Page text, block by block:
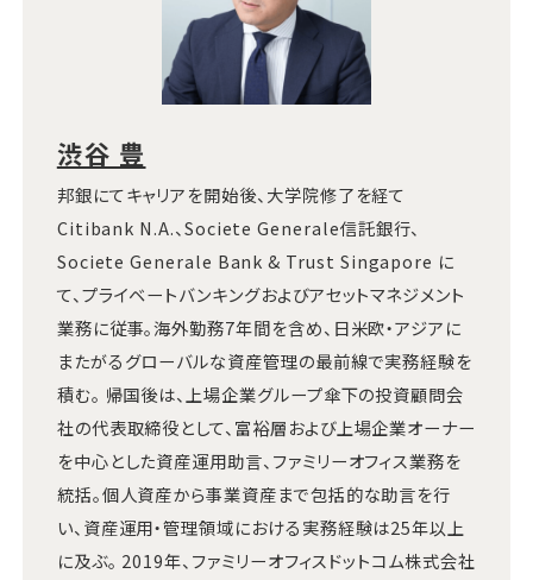
渋谷 豊
邦銀にてキャリアを開始後、大学院修了を経て
Citibank N.A.、Societe Generale信託銀行、
Societe Generale Bank & Trust Singapore に
て、プライベートバンキングおよびアセットマネジメント
業務に従事。海外勤務7年間を含め、日米欧・アジアに
またがるグローバルな資産管理の最前線で実務経験を
積む。 帰国後は、上場企業グループ傘下の投資顧問会
社の代表取締役として、富裕層および上場企業オーナー
を中心とした資産運用助言、ファミリーオフィス業務を
統括。個人資産から事業資産まで包括的な助言を行
い、資産運用・管理領域における実務経験は25年以上
に及ぶ。 2019年、ファミリーオフィスドットコム株式会社